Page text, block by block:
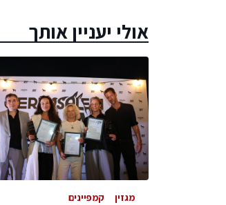
אולי יעניין אותך
מגזין קמפיינים